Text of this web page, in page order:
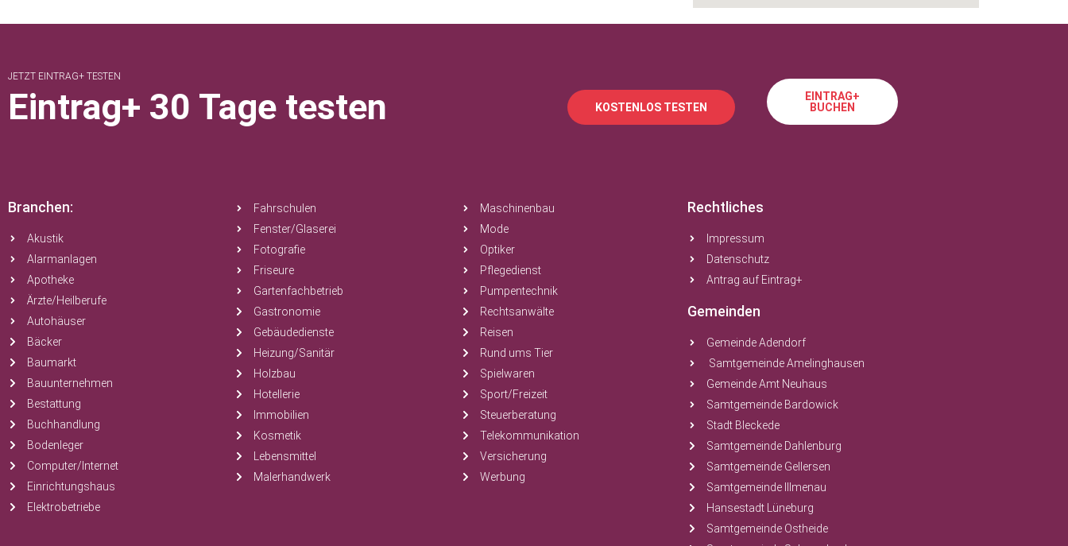
JETZT EINTRAG+ TESTEN
Eintrag+ 30 Tage testen KOSTENLOS TESTEN
EINTRAG+
BUCHEN
Branchen:
Akustik
Alarmanlagen
Apotheke
Ärzte/Heilberufe
Autohäuser
Bäcker
Baumarkt
Bauunternehmen
Bestattung
Buchhandlung
Bodenleger
Computer/Internet
Einrichtungshaus
Elektrobetriebe
Fahrschulen
Fenster/Glaserei
Fotografie
Friseure
Gartenfachbetrieb
Gastronomie
Gebäudedienste
Heizung/Sanitär
Holzbau
Hotellerie
Immobilien
Kosmetik
Lebensmittel
Malerhandwerk
Maschinenbau
Mode
Optiker
Pflegedienst
Pumpentechnik
Rechtsanwälte
Reisen
Rund ums Tier
Spielwaren
Sport/Freizeit
Steuerberatung
Telekommunikation
Versicherung
Werbung
Rechtliches
Impressum
Datenschutz
Antrag auf Eintrag+
Gemeinden
Gemeinde Adendorf
Samtgemeinde Amelinghausen
Gemeinde Amt Neuhaus
Samtgemeinde Bardowick
Stadt Bleckede
Samtgemeinde Dahlenburg
Samtgemeinde Gellersen
Samtgemeinde Illmenau
Hansestadt Lüneburg
Samtgemeinde Ostheide